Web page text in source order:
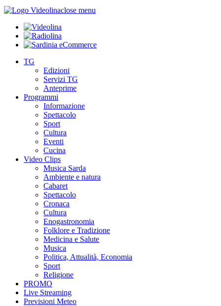
close menu
TG
Edizioni
Servizi TG
Anteprime
Programmi
Informazione
Spettacolo
Sport
Cultura
Eventi
Cucina
Video Clips
Musica Sarda
Ambiente e natura
Cabaret
Spettacolo
Cronaca
Cultura
Enogastronomia
Folklore e Tradizione
Medicina e Salute
Musica
Politica, Attualità, Economia
Sport
Religione
PROMO
Live Streaming
Previsioni Meteo